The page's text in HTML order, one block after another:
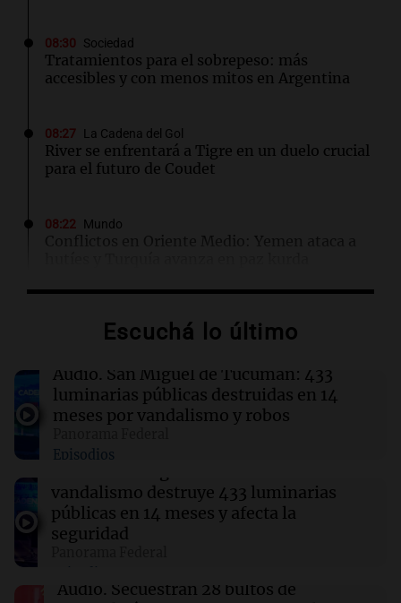
08:30 Sociedad
Tratamientos para el sobrepeso: más
accesibles y con menos mitos en Argentina
08:27 La Cadena del Gol
River se enfrentará a Tigre en un duelo crucial
para el futuro de Coudet
08:22 Mundo
Conflictos en Oriente Medio: Yemen ataca a
El alfajor argentino busca a sus nuevos
08:01 Mundo
Tragedia en Bangkok: Un chico de 14 años
07:57 Cultura
Aldo Sessa: el fotógrafo argentino que captura
la esencia del arte y la vida
Escuchá lo último
Audio. San Miguel de Tucumán: 433
luminarias públicas destruidas en 14
meses por vandalismo y robos
Episodios
vandalismo destruye 433 luminarias
públicas en 14 meses y afecta la
seguridad
Audio. Secuestran 28 bultos de